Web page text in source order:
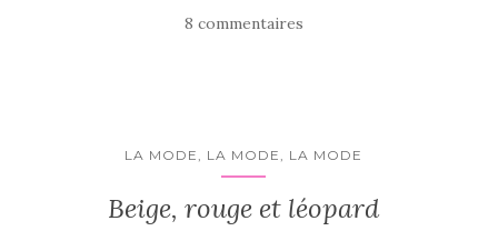
8 commentaires
LA MODE, LA MODE, LA MODE
Beige, rouge et léopard